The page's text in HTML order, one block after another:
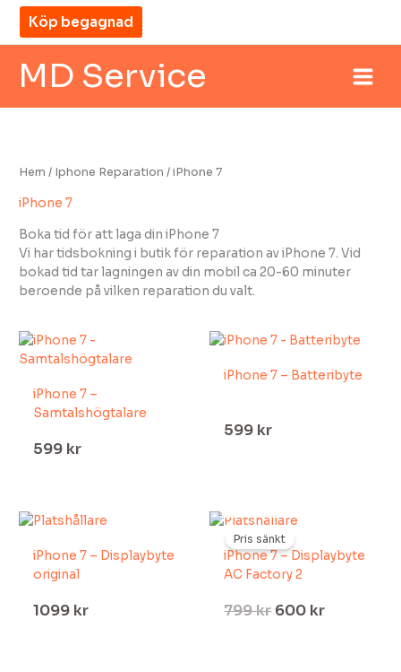
Hoppa
innehåll
Köp begagnad
MD Service
Hem / Iphone Reparation / iPhone 7
iPhone 7
Boka tid för att laga din iPhone 7
Vi har tidsbokning i butik för reparation av iPhone 7. Vid
bokad tid tar lagningen av din mobil ca 20-60 minuter
beroende på vilken reparation du valt.
iPhone 7 –
Samtalshögtalare
599 kr
iPhone 7 – Batteribyte
599 kr
iPhone 7 – Displaybyte
original
1099 kr
Pris sänkt
iPhone 7 – Displaybyte
AC Factory 2
799kr
Det
ursprungliga
priset
var:
600 kr
priset
MD Service